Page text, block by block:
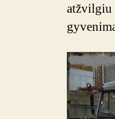
atžvilgiu